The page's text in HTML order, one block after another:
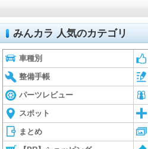
みんカラ 人気のカテゴリ
車種別
整備手帳
パーツレビュー
スポット
まとめ